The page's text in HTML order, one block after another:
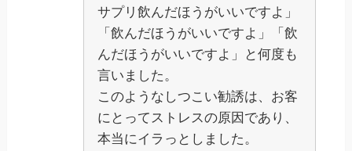
サプリ飲んだほうがいいですよ」
「飲んだほうがいいですよ」「飲
んだほうがいいですよ」と何度も
言いました。
このようなしつこい勧誘は、お客
にとってストレスの原因であり、
本当にイラっとしました。